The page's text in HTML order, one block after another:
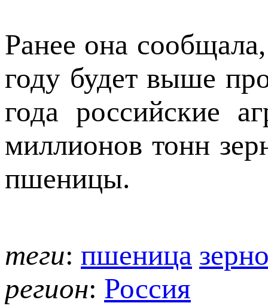
Ранее она
году будет выше
года российские
миллионов тонн
пшеницы.
теги: пшеница
регион: Россия